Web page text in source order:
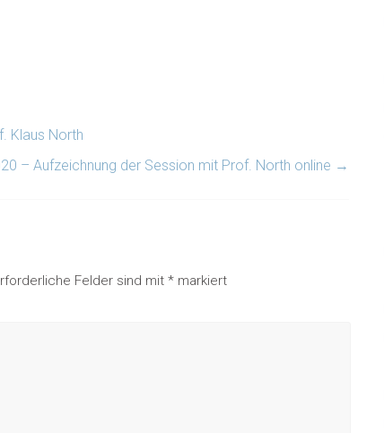
Klaus North
– Aufzeichnung der Session mit Prof. North online →
Felder sind mit * markiert